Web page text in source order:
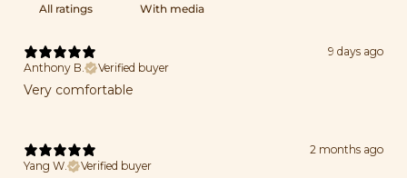
With media
9 days ago
Anthony B.
Verified buyer
Very comfortable
2 months ago
Yang W.
Verified buyer